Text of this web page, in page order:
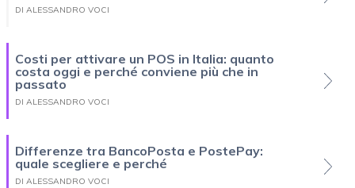
DI ALESSANDRO VOCI
Costi per attivare un POS in Italia: quanto
costa oggi e perché conviene più che in
passato
DI ALESSANDRO VOCI
Differenze tra BancoPosta e PostePay:
quale scegliere e perché
DI ALESSANDRO VOCI